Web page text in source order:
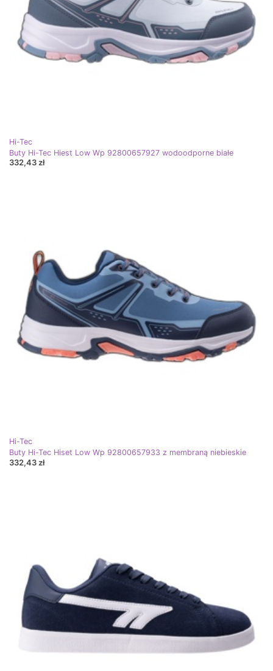
Hi-Tec
Buty Hi-Tec Hiest Low Wp 92800657927 wodoodporne białe
332,43 zł
Hi-Tec
Buty Hi-Tec Hiset Low Wp 92800657933 z membraną niebieskie
332,43 zł